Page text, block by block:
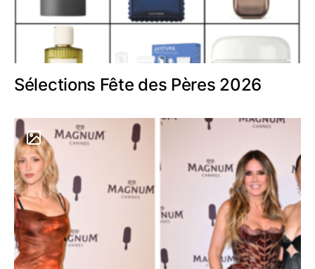
Sélections Fête des Pères 2026